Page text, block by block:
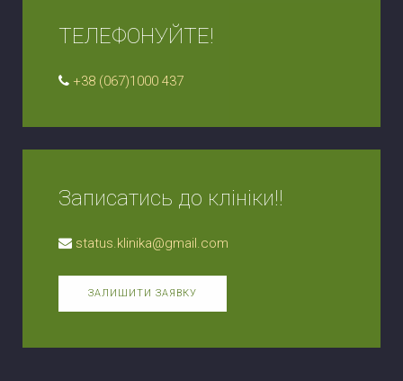
ТЕЛЕФОНУЙТЕ!
+38 (067)1000 437
Записатись до клініки!!
status.klinika@gmail.com
ЗАЛИШИТИ ЗАЯВКУ